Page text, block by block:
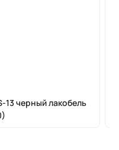
13 черный лакобель